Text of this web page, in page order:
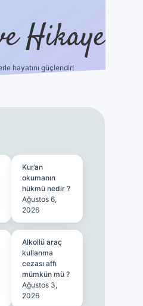
Hikaye
hayatını güçlendir!
Kur’an
okumanın
hükmü nedir ?
Ağustos 6,
2026
Alkollü araç
kullanma
cezası affı
mümkün mü ?
Ağustos 3,
2026
giriş vdcasino güncel giriş